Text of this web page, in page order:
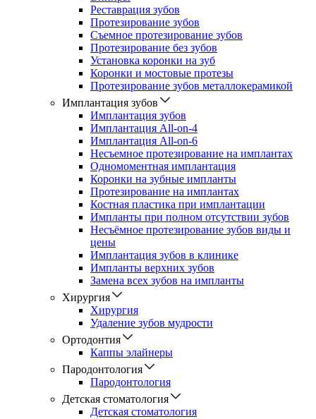
Реставрация зубов
Протезирование зубов
Съемное протезирование зубов
Протезирование без зубов
Установка коронки на зуб
Коронки и мостовые протезы
Протезирование зубов металлокерамикой
Имплантация зубов
Имплантация зубов
Имплантация All-on-4
Имплантация All-on-6
Несъемное протезирование на имплантах
Одномоментная имплантация
Коронки на зубные импланты
Протезирование на имплантах
Костная пластика при имплантации
Импланты при полном отсутствии зубов
Несъёмное протезирование зубов виды и
цены
Имплантация зубов в клинике
Импланты верхних зубов
Замена всех зубов на импланты
Хирургия
Хирургия
Удаление зубов мудрости
Ортодонтия
Каппы элайнеры
Пародонтология
Пародонтология
Детская стоматология
Детская стоматология